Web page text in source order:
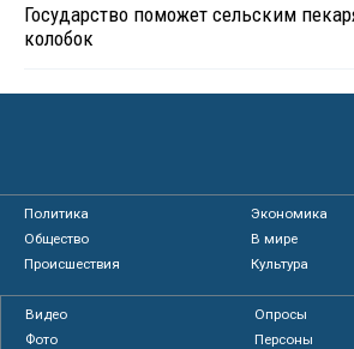
Государство поможет сельским
колобок
Политика
Экономика
Общество
В мире
Происшествия
Культура
Видео
Опросы
Фото
Персоны